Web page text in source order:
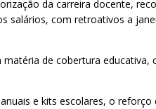
da carreira docente,
salários, com retroativos a
de cobertura
e kits escolares, o